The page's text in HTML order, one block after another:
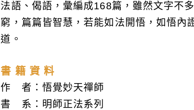
法語、偈語，彙編成168篇，雖然文字不
窮，篇篇皆智慧，若能如法開悟，如悟內
道。
書 籍 資 料
作 者：悟覺妙天禪師
書 系：明師正法系列